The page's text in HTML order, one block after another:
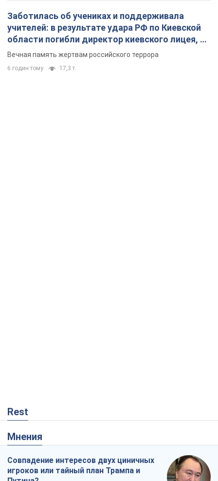
Заботилась об учениках и поддерживала
учителей: в результате удара РФ по Киевской
области погибли директор киевского лицея, её
муж и внук
Вечная память жертвам российского террора
6 годин тому 17,3 т.
Rest
Мнения
Совпадение интересов двух циничных
игроков или тайный план Трампа и